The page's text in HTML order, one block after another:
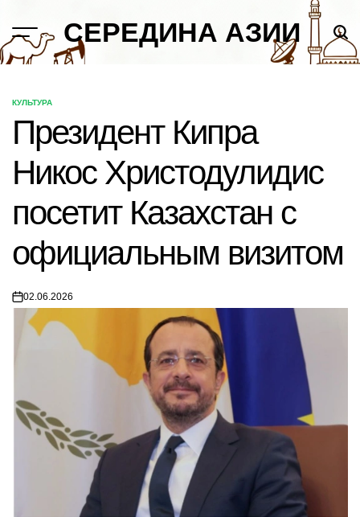
content
СЕРЕДИНА АЗИИ
POSTED
IN
КУЛЬТУРА
Президент Кипра
Никос Христодулидис
посетит Казахстан с
официальным визитом
on
02.06.2026